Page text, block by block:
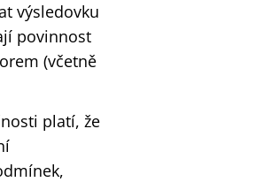
výsledovku
povinnost
(včetně
platí, že